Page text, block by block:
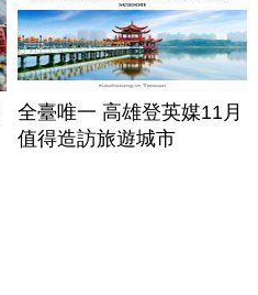
全臺唯一 高雄登英媒11月
值得造訪旅遊城市